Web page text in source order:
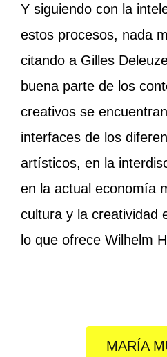
Y siguiendo con la
estos procesos, nada
citando a Gilles
buena parte de los
creativos se
interfaces de los
artísticos, en la
en la actual economía
cultura y la creatividad
lo que ofrece Wilhelm
MARÍA